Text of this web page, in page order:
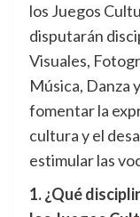
los Juegos
disputarán
Visuales,
Música, Danza
fomentar la
cultura y el
estimular las
1. ¿Qué